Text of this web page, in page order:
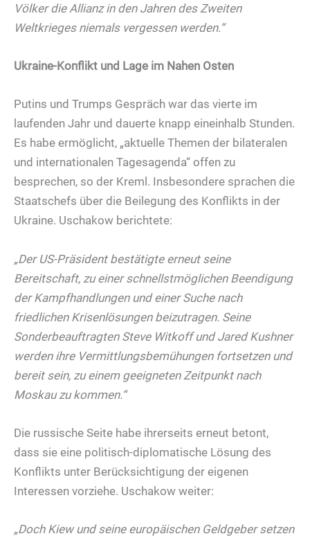
Völker die Allianz in den Jahren des Zweiten
Weltkrieges niemals vergessen werden.“
Ukraine-Konflikt und Lage im Nahen Osten
Putins und Trumps Gespräch war das vierte im
laufenden Jahr und dauerte knapp eineinhalb Stunden.
Es habe ermöglicht, „aktuelle Themen der bilateralen
und internationalen Tagesagenda“ offen zu
besprechen, so der Kreml. Insbesondere sprachen die
Staatschefs über die Beilegung des Konflikts in der
Ukraine. Uschakow berichtete:
„Der US-Präsident bestätigte erneut seine
Bereitschaft, zu einer schnellstmöglichen Beendigung
der Kampfhandlungen und einer Suche nach
friedlichen Krisenlösungen beizutragen. Seine
Sonderbeauftragten Steve Witkoff und Jared Kushner
werden ihre Vermittlungsbemühungen fortsetzen und
bereit sein, zu einem geeigneten Zeitpunkt nach
Moskau zu kommen.“
Die russische Seite habe ihrerseits erneut betont,
dass sie eine politisch-diplomatische Lösung des
Konflikts unter Berücksichtigung der eigenen
Interessen vorziehe. Uschakow weiter:
„Doch Kiew und seine europäischen Geldgeber setzen